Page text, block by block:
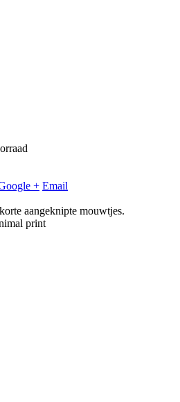
+ Email
aangeknipte mouwtjes.
print